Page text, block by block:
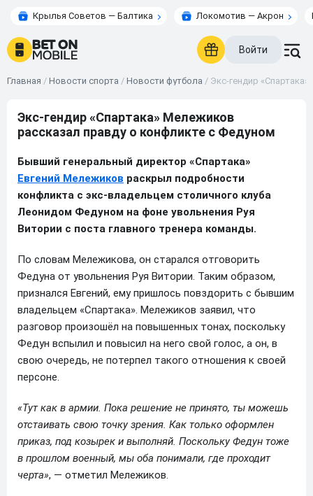
Крылья Советов — Балтика Локомотив — Акрон
Войти
Главная / Новости спорта / Новости футбола / Экс-гендир
Экс-гендир «Спартака» Мележиков
рассказал правду о конфликте с Федуном
Бывший генеральный директор «Спартака»
Евгений Мележиков раскрыл подробности
конфликта с экс-владельцем столичного клуба
Леонидом Федуном на фоне увольнения Руя
Витории с поста главного тренера команды.
По словам Мележикова, он старался отговорить
Федуна от увольнения Руя Витории. Таким образом,
признался Евгений, ему пришлось повздорить с бывшим
владельцем «Спартака». Мележиков заявил, что
разговор произошёл на повышенных тонах, поскольку
Федун вспылил и повысил на него свой голос, а он, в
свою очередь, не потерпел такого отношения к своей
персоне.
«Тут как в армии. Пока решение не принято, ты можешь
отстаивать свою точку зрения. Как только оформлен
приказ, под козырек и выполняй. Поскольку Федун тоже
в прошлом военный, мы оба понимали, где проходит
черта», — отметил Мележиков.